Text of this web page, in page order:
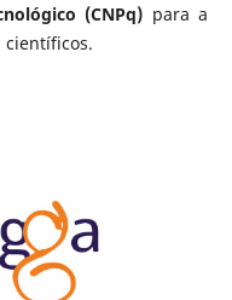
(CNPq) para a
científicos.